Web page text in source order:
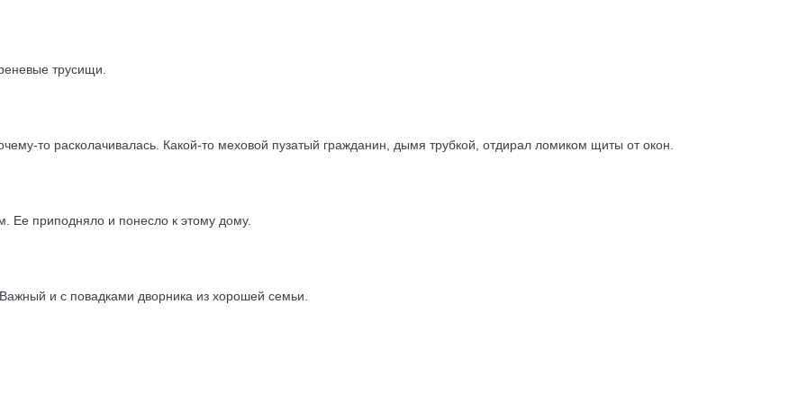
трусищи.
то расколачивалась. Какой-то меховой пузатый гражданин, дымя трубкой, отдирал ломиком щиты от окон.
Ее приподняло и понесло к этому дому.
и с повадками дворника из хорошей семьи.